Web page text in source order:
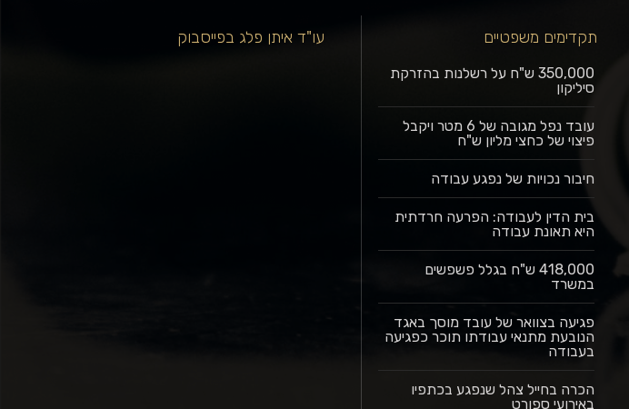
תקדימים משפטיים
350,000 ש"ח על רשלנות בהזרקת
סיליקון
עובד נפל מגובה של 6 מטר ויקבל
פיצוי של כחצי מליון ש"ח
חיבור נכויות של נפגע עבודה
בית הדין לעבודה: הפרעה חרדתית
היא תאונת עבודה
418,000 ש"ח בגלל פשפשים
במשרד
פגיעה בצוואר של עובד מוסך באגד
הנובעת מתנאי עבודתו תוכר כפגיעה
בעבודה
הכרה בחייל צהל שנפגע בכתפיו
באירועי ספורט
עו"ד איתן פלג בפייסבוק